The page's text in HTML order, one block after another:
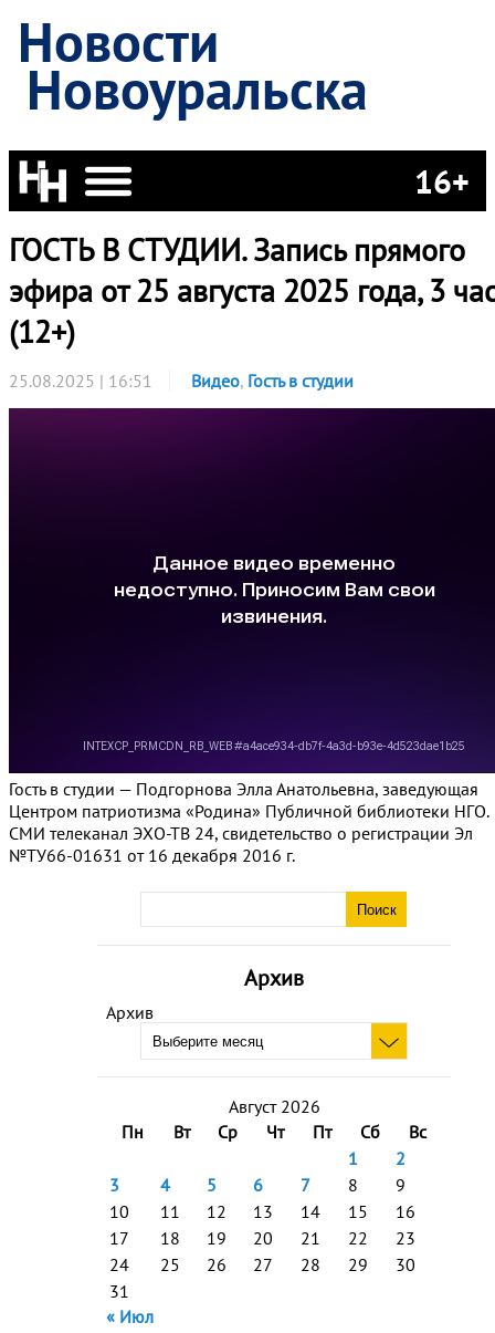
Новости
Новоуральска
16+
Архив
Архив
Август 2026
Пн
Вт Ср Чт Пт Сб
Вс
1
2
3
4 5 6 7 8
9
10
11 12 13 14 15
16
17
18 19 20 21 22
23
24
25 26 27 28 29
30
31
« Июл
ГОСТЬ В СТУДИИ. Запись прямого
эфира от 25 августа 2025 года, 3
(12+)
25.08.2025 | 16:51 Видео, Гость в студии
Гость в студии — Подгорнова Элла Анатольевна, заведующая
Центром патриотизма «Родина» Публичной библиотеки НГО.
СМИ телеканал ЭХО-ТВ 24, свидетельство о регистрации Эл
№ТУ66-01631 от 16 декабря 2016 г.